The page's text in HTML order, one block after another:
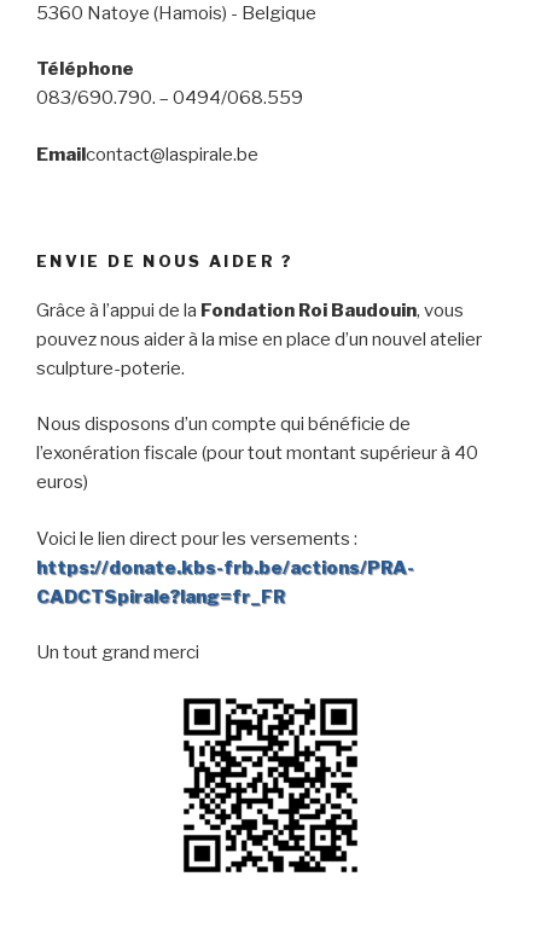
5360 Natoye (Hamois) - Belgique
Téléphone
083/690.790. – 0494/068.559
Emailcontact@laspirale.be
ENVIE DE NOUS AIDER ?
Grâce à l’appui de la Fondation Roi Baudouin, vous
pouvez nous aider à la mise en place d’un nouvel atelier
sculpture-poterie.
Nous disposons d’un compte qui bénéficie de
l’exonération fiscale (pour tout montant supérieur à 40
euros)
Voici le lien direct pour les versements :
https://donate.kbs-frb.be/actions/PRA-
CADCTSpirale?lang=fr_FR
Un tout grand merci